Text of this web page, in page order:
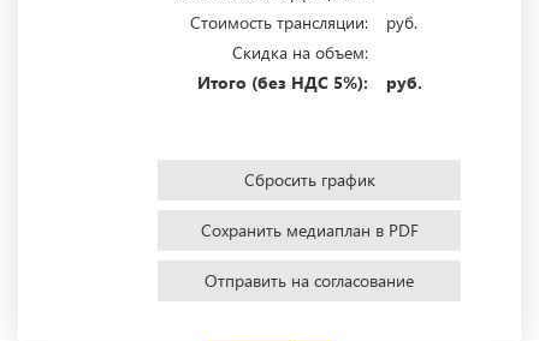
Стоимость трансляции:
руб.
Скидка на объем:
Итого (без НДС 5%):
руб.
Сбросить график
Сохранить медиаплан в PDF
Отправить на согласование